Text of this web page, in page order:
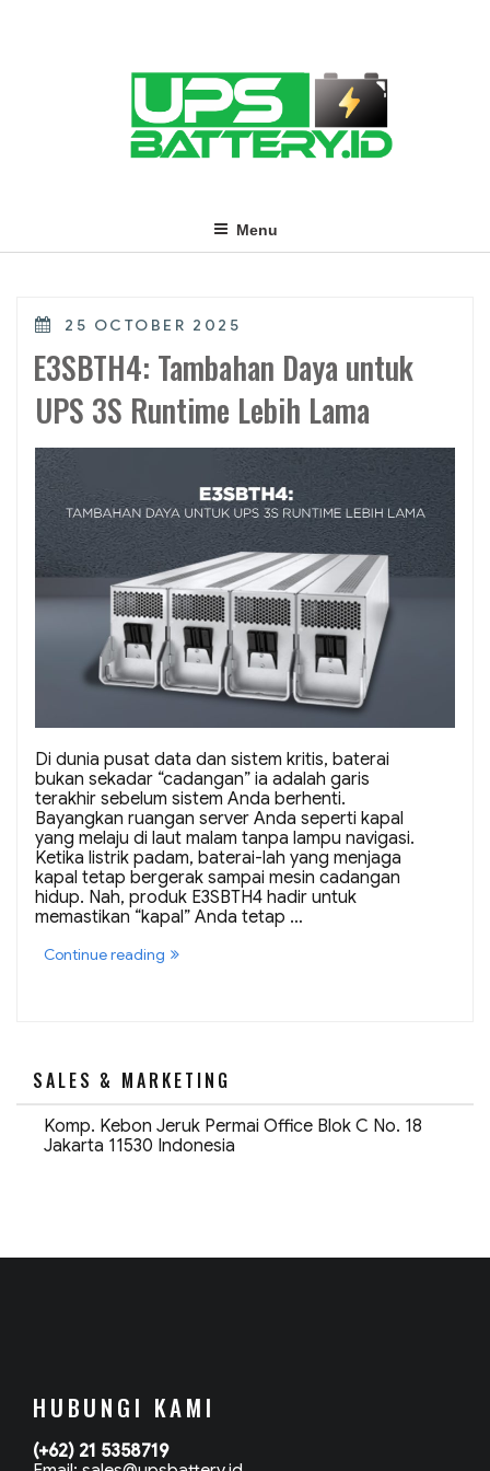
Menu
POSTED
25 OCTOBER 2025
E3SBTH4: Tambahan Daya untuk
UPS 3S Runtime Lebih Lama
Di dunia pusat data dan sistem kritis, baterai
bukan sekadar “cadangan” ia adalah garis
terakhir sebelum sistem Anda berhenti.
Bayangkan ruangan server Anda seperti kapal
yang melaju di laut malam tanpa lampu navigasi.
Ketika listrik padam, baterai-lah yang menjaga
kapal tetap bergerak sampai mesin cadangan
hidup. Nah, produk E3SBTH4 hadir untuk
memastikan “kapal” Anda tetap …
Continue reading “E3SBTH4:
Lebih
Lama”
SALES & MARKETING
Komp. Kebon Jeruk Permai Office Blok C No. 18
Jakarta 11530 Indonesia
HUBUNGI KAMI
(+62) 21 5358719